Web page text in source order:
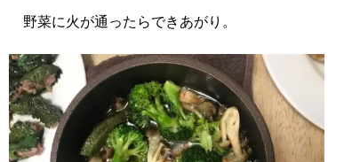
野菜に火が通ったらできあがり。